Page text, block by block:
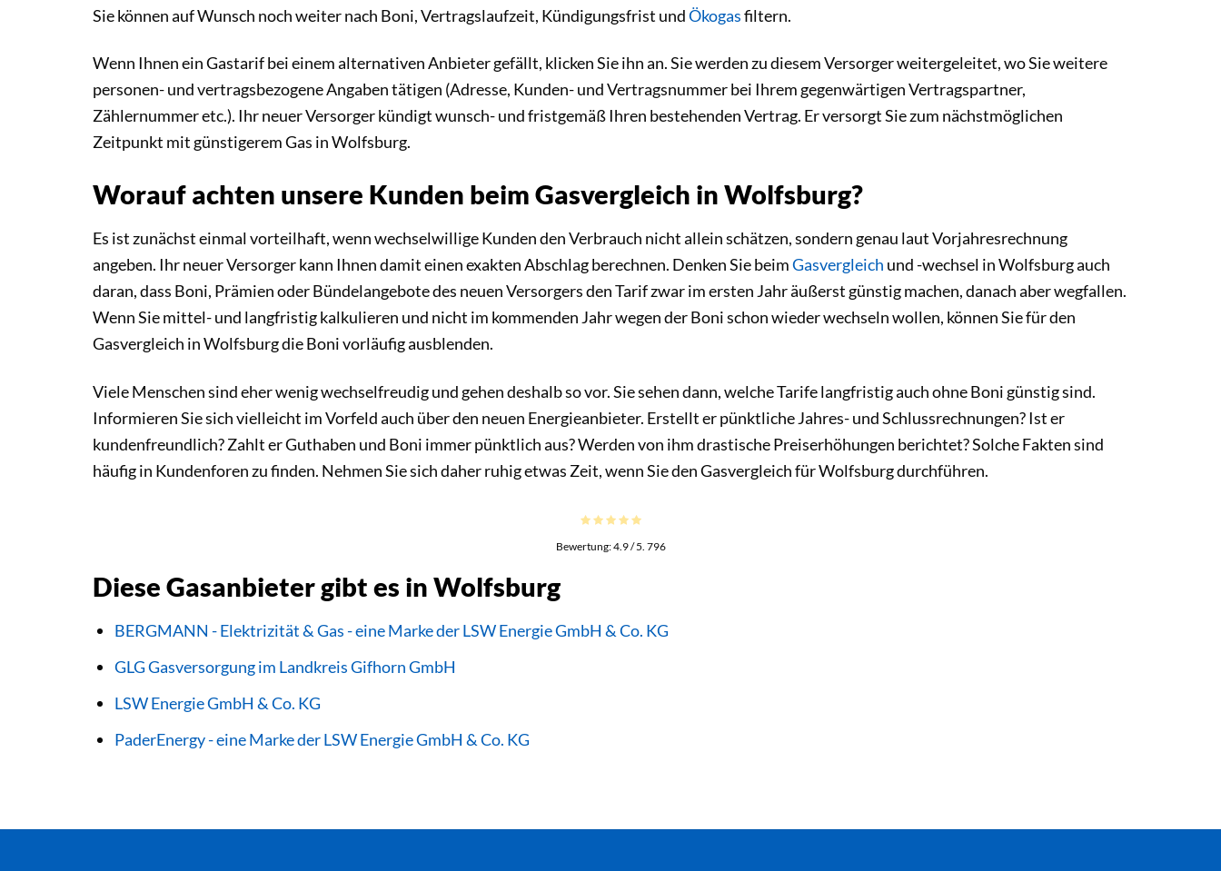
Sie können auf Wunsch noch weiter nach Boni, Vertragslaufzeit, Kündigungsfrist undÖkogasfiltern.
Wenn Ihnen ein Gastarif bei einem alternativen Anbieter gefällt, klicken Sie ihn an. Sie werden zu diesem Versorger weitergeleitet, wo Sie weitere
personen- und vertragsbezogene Angaben tätigen (Adresse, Kunden- und Vertragsnummer bei Ihrem gegenwärtigen Vertragspartner,
Zählernummer etc.). Ihr neuer Versorger kündigt wunsch- und fristgemäß Ihren bestehenden Vertrag. Er versorgt Sie zum nächstmöglichen
Zeitpunkt mit günstigerem Gas in Wolfsburg.
Worauf achten unsere Kunden beim Gasvergleich in Wolfsburg?
Es ist zunächst einmal vorteilhaft, wenn wechselwillige Kunden den Verbrauch nicht allein schätzen, sondern genau laut Vorjahresrechnung
angeben. Ihr neuer Versorger kann Ihnen damit einen exakten Abschlag berechnen. Denken Sie beimGasvergleich und -wechsel in Wolfsburg auch
daran, dass Boni, Prämien oder Bündelangebote des neuen Versorgers den Tarif zwar im ersten Jahr äußerst günstig machen, danach aber wegfallen.
Wenn Sie mittel- und langfristig kalkulieren und nicht im kommenden Jahr wegen der Boni schon wieder wechseln wollen, können Sie für den
Gasvergleich in Wolfsburg die Boni vorläufig ausblenden.
Viele Menschen sind eher wenig wechselfreudig und gehen deshalb so vor. Sie sehen dann, welche Tarife langfristig auch ohne Boni günstig sind.
Informieren Sie sich vielleicht im Vorfeld auch über den neuen Energieanbieter. Erstellt er pünktliche Jahres- und Schlussrechnungen? Ist er
kundenfreundlich? Zahlt er Guthaben und Boni immer pünktlich aus? Werden von ihm drastische Preiserhöhungen berichtet? Solche Fakten sind
häufig in Kundenforen zu finden. Nehmen Sie sich daher ruhig etwas Zeit, wenn Sie den Gasvergleich für Wolfsburg durchführen.
Bewertung:4.9/ 5. 796
Diese Gasanbieter gibt es in Wolfsburg
BERGMANN - Elektrizität & Gas - eine Marke der LSW Energie GmbH & Co. KG
GLG Gasversorgung im Landkreis Gifhorn GmbH
LSW Energie GmbH & Co. KG
PaderEnergy - eine Marke der LSW Energie GmbH & Co. KG